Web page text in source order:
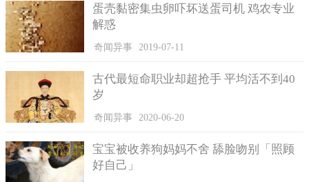
蛋壳黏密集虫卵吓坏送蛋司机 鸡农专业
解惑
奇闻异事 2019-07-11
古代最短命职业却超抢手 平均活不到40
岁
奇闻异事 2020-06-20
宝宝被收养狗妈妈不舍 舔脸吻别「照顾
好自己」